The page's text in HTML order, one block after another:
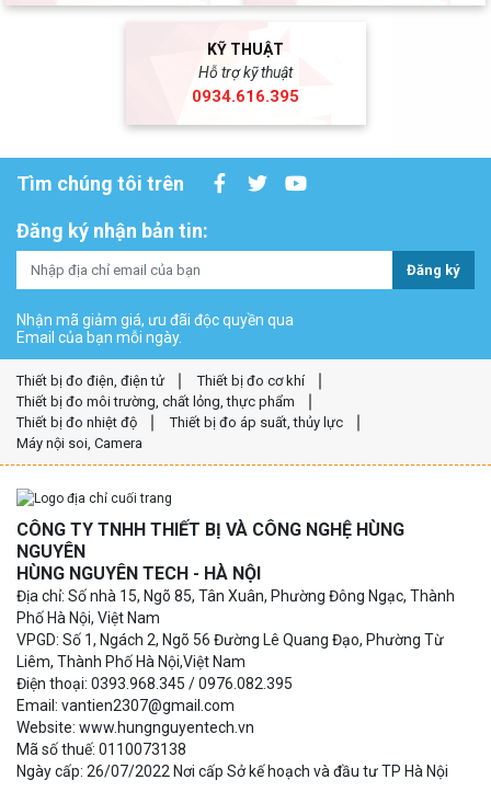
KỸ THUẬT
Hỗ trợ kỹ thuật
0934.616.395
Tìm chúng tôi trên
Đăng ký nhận bản tin:
Đăng ký
Nhận mã giảm giá, ưu đãi độc quyền qua
Email của bạn mỗi ngày.
Thiết bị đo điện, điện tử
Thiết bị đo cơ khí
Thiết bị đo môi trường, chất lỏng, thực phẩm
Thiết bị đo nhiệt độ
Thiết bị đo áp suất, thủy lực
Máy nội soi, Camera
CÔNG TY TNHH THIẾT BỊ VÀ CÔNG NGHỆ HÙNG
NGUYÊN
HÙNG NGUYÊN TECH - HÀ NỘI
Địa chỉ: Số nhà 15, Ngõ 85, Tân Xuân, Phường Đông Ngạc, Thành
Phố Hà Nội, Việt Nam
VPGD: Số 1, Ngách 2, Ngõ 56 Đường Lê Quang Đạo, Phường Từ
Liêm, Thành Phố Hà Nội,Việt Nam
Điện thoại: 0393.968.345 / 0976.082.395
Email: vantien2307@gmail.com
Website: www.hungnguyentech.vn
Mã số thuế: 0110073138
Ngày cấp: 26/07/2022 Nơi cấp Sở kế hoạch và đầu tư TP Hà Nội